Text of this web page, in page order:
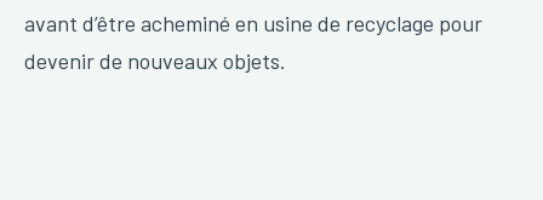
avant d’être acheminé en usine de recyclage pour
devenir de nouveaux objets.